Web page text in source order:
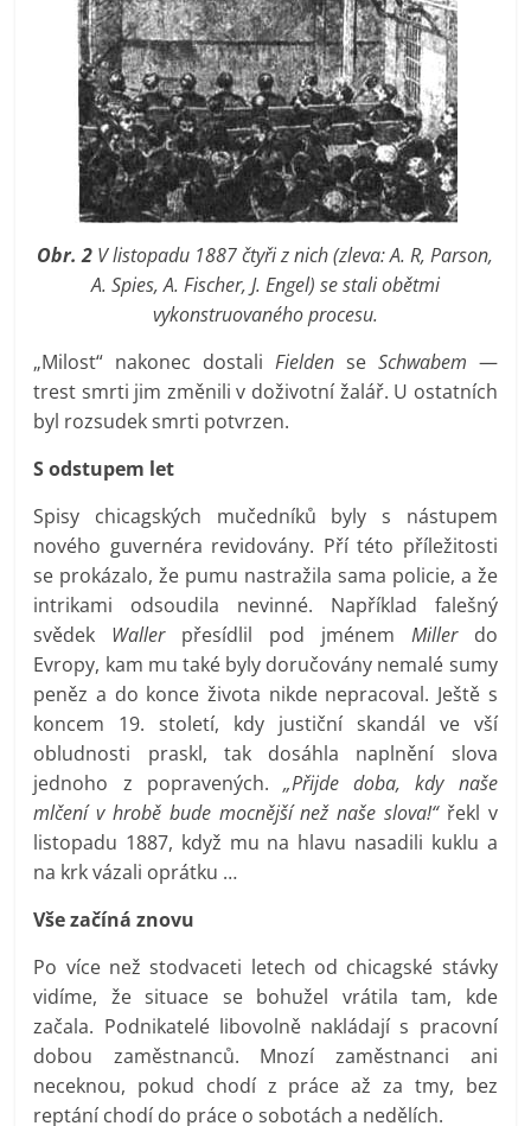
Obr. 2 V listopadu 1887 čtyři z nich (zleva: A. R, Parson,
A. Spies, A. Fischer, J. Engel) se stali obětmi
vykonstruovaného procesu.
„Milost“ nakonec dostali Fielden se Schwabem —
trest smrti jim změnili v doživotní žalář. U ostatních
byl rozsudek smrti potvrzen.
S odstupem let
Spisy chicagských mučedníků byly s nástupem
nového guvernéra revidovány. Pří této příležitosti
se prokázalo, že pumu nastražila sama policie, a že
intrikami odsoudila nevinné. Například falešný
svědek Wallerpřesídlil pod jménem Millerdo
Evropy, kam mu také byly doručovány nemalé sumy
peněz a do konce života nikde nepracoval. Ještě s
koncem 19. století, kdy justiční skandál ve vší
obludnosti praskl, tak dosáhla naplnění slova
jednoho z popravených. „Přijde doba, kdy naše
mlčení v hrobě bude mocnější než naše slova!“ řekl v
listopadu 1887, když mu na hlavu nasadili kuklu a
na krk vázali oprátku …
Vše začíná znovu
Po více než stodvaceti letech od chicagské stávky
vidíme, že situace se bohužel vrátila tam, kde
začala. Podnikatelé libovolně nakládají s pracovní
dobou zaměstnanců. Mnozí zaměstnanci ani
neceknou, pokud chodí z práce až za tmy, bez
reptání chodí do práce o sobotách a nedělích.